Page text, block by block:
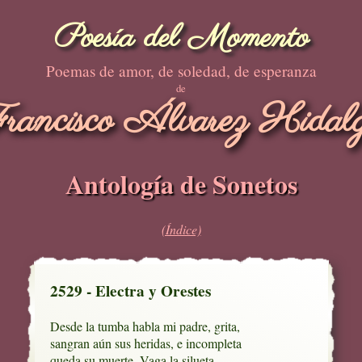
Poesía del Momento
Poemas de amor, de soledad, de esperanza
de
Álvarez
Antología de Sonetos
(Índice)
2529 - Electra y Orestes
Desde la tumba habla mi padre, grita,
sangran aún sus heridas, e incompleta